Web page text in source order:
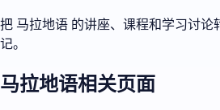
把 马拉地语 的讲座、课程和学习讨论
记。
马拉地语相关页面